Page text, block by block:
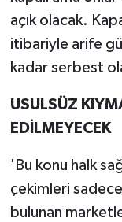
açık olacak.
itibariyle arife
kadar serbest
USULSÜZ
EDİLMEYECEK
'Bu konu halk
çekimleri
bulunan